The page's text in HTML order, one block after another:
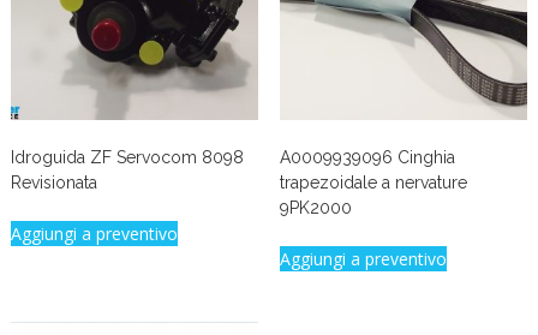
Idroguida ZF Servocom 8098
Revisionata
Aggiungi a preventivo
A0009939096 Cinghia
trapezoidale a nervature
9PK2000
Aggiungi a preventivo